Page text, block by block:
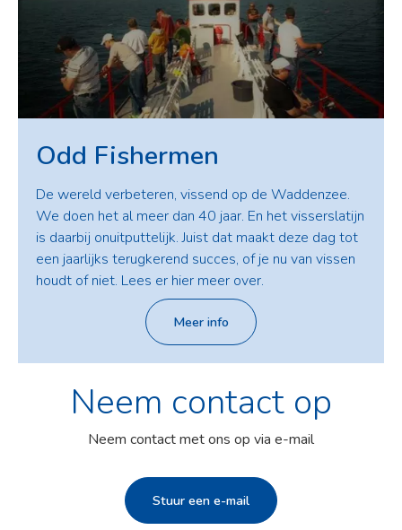
Odd Fishermen
De wereld verbeteren, vissend op de Waddenzee.
We doen het al meer dan 40 jaar. En het visserslatijn
is daarbij onuitputtelijk. Juist dat maakt deze dag tot
een jaarlijks terugkerend succes, of je nu van vissen
houdt of niet. Lees er hier meer over.
Meer info
Neem contact op
Neem contact met ons op via e-mail
Stuur een e-mail